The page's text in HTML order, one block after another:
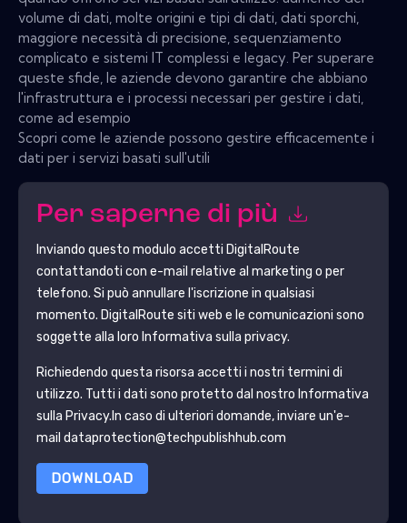
volume di dati, molte origini e tipi di dati, dati sporchi,
maggiore necessità di precisione, sequenziamento
complicato e sistemi IT complessi e legacy. Per superare
queste sfide, le aziende devono garantire che abbiano
l'infrastruttura e i processi necessari per gestire i dati,
come ad esempio
Scopri come le aziende possono gestire efficacemente i
dati per i servizi basati sull'utili
Per saperne di più
Inviando questo modulo accetti DigitalRoute
contattandoti con e-mail relative al marketing o per
telefono. Si può annullare l'iscrizione in qualsiasi
momento. DigitalRoute siti web e le comunicazioni sono
soggette alla loro Informativa sulla privacy.
Richiedendo questa risorsa accetti i nostri termini di
utilizzo. Tutti i dati sono protetto dal nostro Informativa
sulla Privacy.In caso di ulteriori domande, inviare un'e-
mail dataprotection@techpublishhub.com
DOWNLOAD